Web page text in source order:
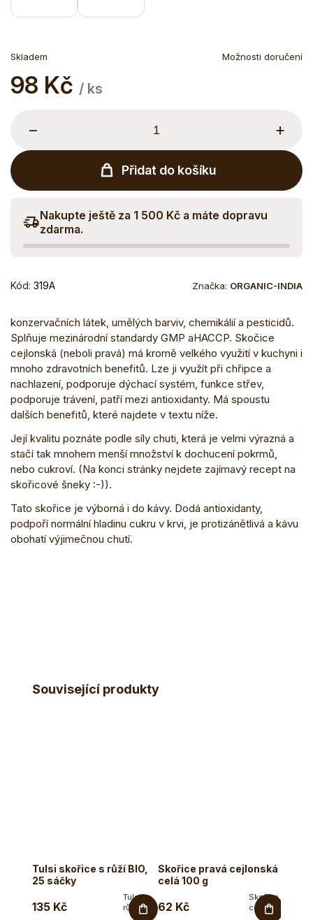
Skladem Možnosti doručení
98 Kč / ks
Měrná
cena:
+
−
Přidat do košíku
Nakupte ještě za 1 500 Kč a máte dopravu
zdarma.
Kód: 319A Značka: ORGANIC-INDIA
konzervačních látek, umělých barviv, chemikálií a pesticidů.
Splňuje mezinárodní standardy GMP aHACCP. Skočice
cejlonská (neboli pravá) má kromě velkého využití v kuchyni i
mnoho zdravotních benefitů. Lze ji využít při chřipce a
nachlazení, podporuje dýchací systém, funkce střev,
podporuje trávení, patří mezi antioxidanty. Má spoustu
dalších benefitů, které najdete v textu níže.
Její kvalitu poznáte podle síly chuti, která je velmi výrazná a
stačí tak mnohem menší množství k dochucení pokrmů,
nebo cukroví. (Na konci stránky nejdete zajímavý recept na
skořicové šneky :-)).
Tato skořice je výborná i do kávy. Dodá antioxidanty,
podpoří normální hladinu cukru v krvi, je protizánětlivá a kávu
obohatí výjimečnou chutí.
Související produkty
Tulsi skořice s růží BIO,
25 sáčky
135 Kč
Tulsi s
růží a
skořicí –
Skořice pravá cejlonská
celá 100 g
62 Kč
Skořice
cejlonská